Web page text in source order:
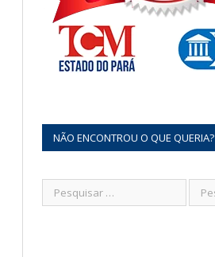
NÃO ENCONTROU O QUE QUERIA?